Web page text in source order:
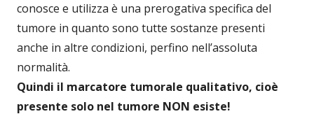
conosce e utilizza è una prerogativa specifica del
tumore in quanto sono tutte sostanze presenti
anche in altre condizioni, perfino nell’assoluta
normalità.
Quindi il marcatore tumorale qualitativo, cioè
presente solo nel tumore NON esiste!